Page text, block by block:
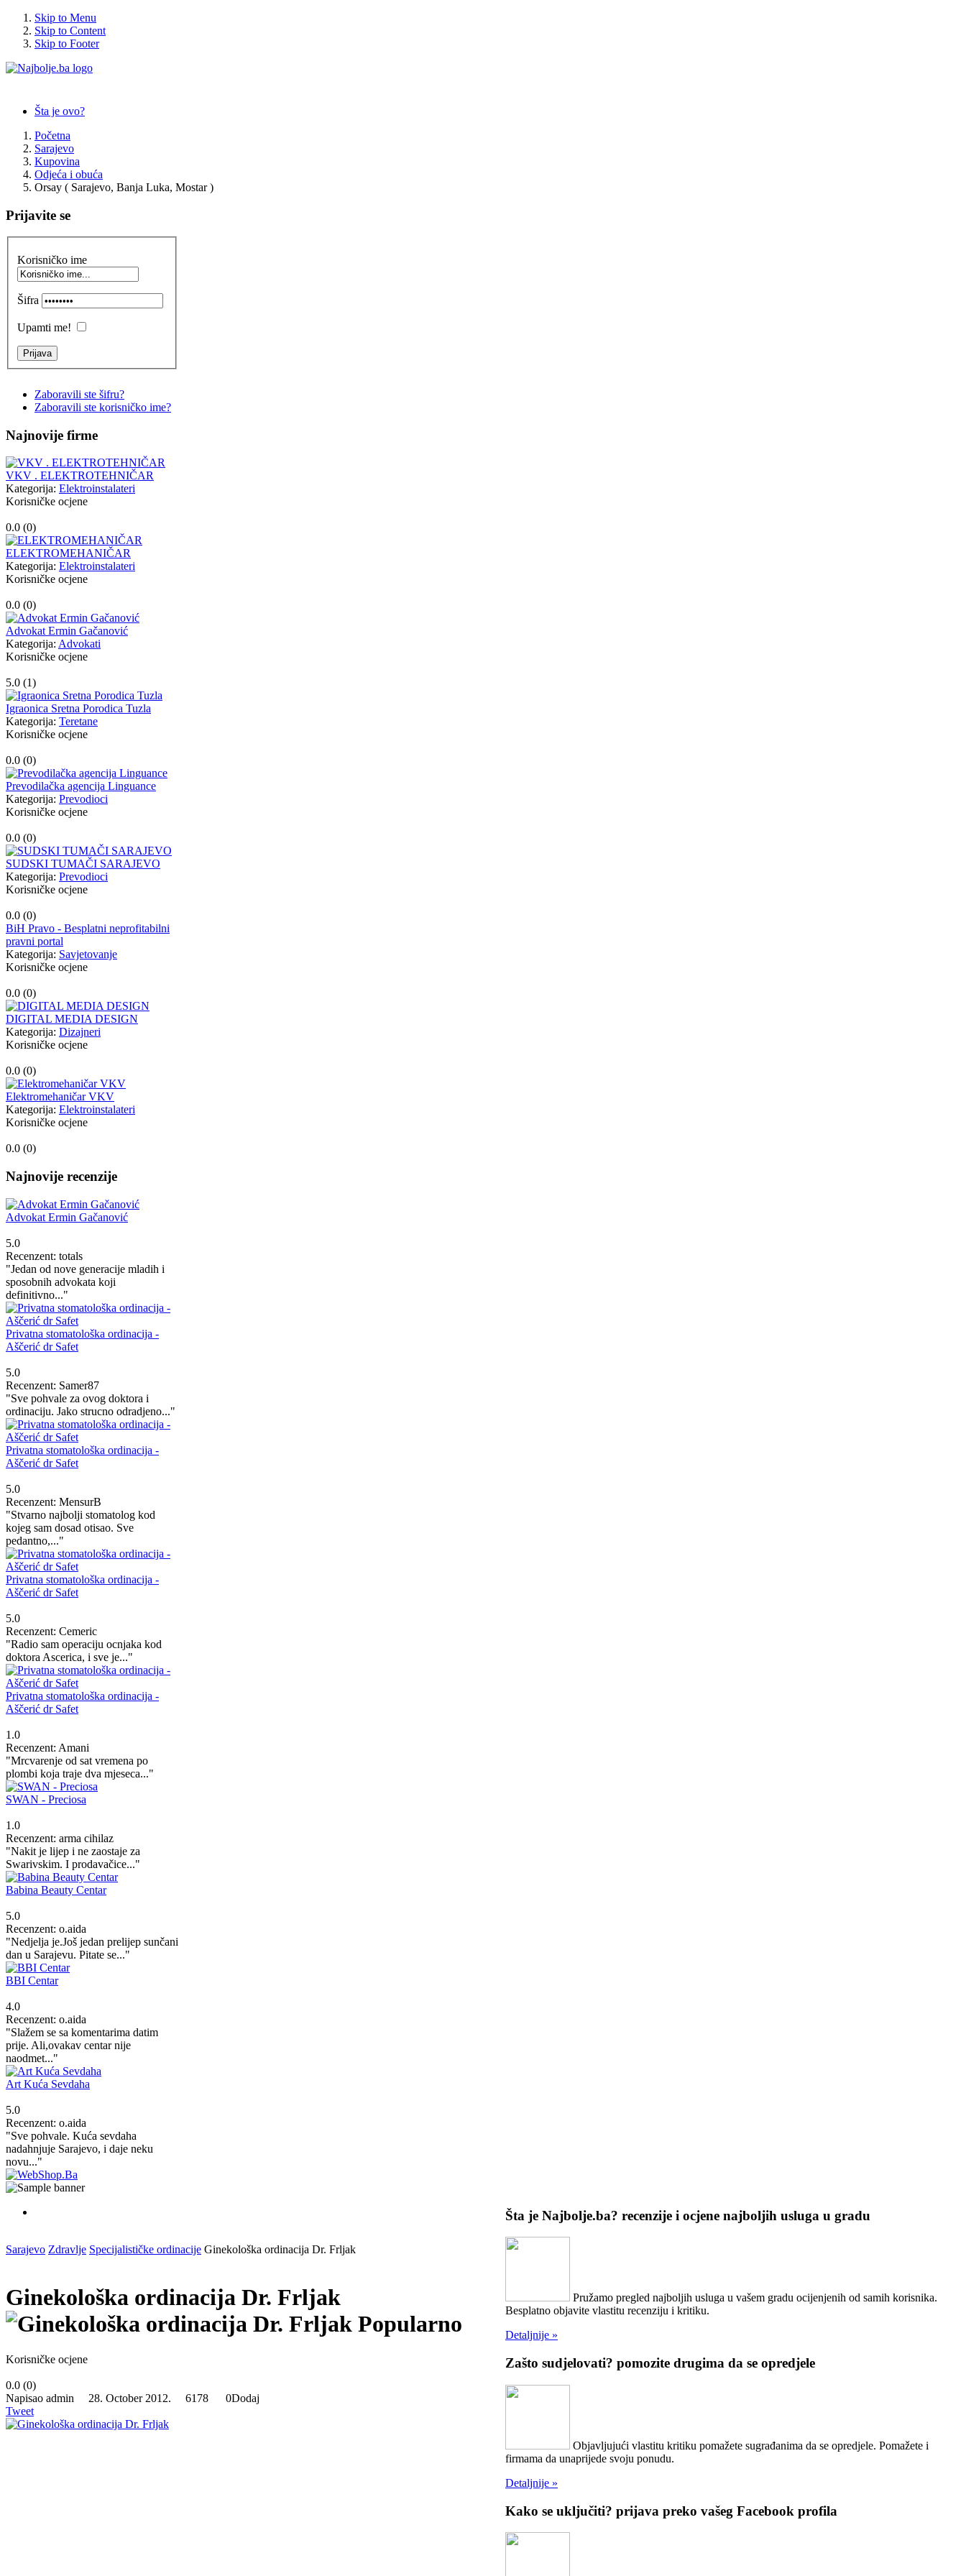
Skip to Menu
Skip to Content
Skip to Footer
Šta je ovo?
Početna
Sarajevo
Kupovina
Odjeća i obuća
Orsay ( Sarajevo, Banja Luka, Mostar )
Prijavite se
Korisničko ime
Šifra
Upamti me!
Zaboravili ste šifru?
Zaboravili ste korisničko ime?
Najnovije firme
VKV . ELEKTROTEHNIČAR
Kategorija: Elektroinstalateri
Korisničke ocjene
0.0 (0)
ELEKTROMEHANIČAR
Kategorija: Elektroinstalateri
Korisničke ocjene
0.0 (0)
Advokat Ermin Gačanović
Kategorija: Advokati
Korisničke ocjene
5.0 (1)
Igraonica Sretna Porodica Tuzla
Kategorija: Teretane
Korisničke ocjene
0.0 (0)
Prevodilačka agencija Linguance
Kategorija: Prevodioci
Korisničke ocjene
0.0 (0)
SUDSKI TUMAČI SARAJEVO
Kategorija: Prevodioci
Korisničke ocjene
0.0 (0)
BiH Pravo - Besplatni neprofitabilni
pravni portal
Kategorija: Savjetovanje
Korisničke ocjene
0.0 (0)
DIGITAL MEDIA DESIGN
Kategorija: Dizajneri
Korisničke ocjene
0.0 (0)
Elektromehaničar VKV
Kategorija: Elektroinstalateri
Korisničke ocjene
0.0 (0)
Najnovije recenzije
Advokat Ermin Gačanović
5.0
Recenzent: totals
"Jedan od nove generacije mladih i
sposobnih advokata koji
definitivno..."
Privatna stomatološka ordinacija -
Aščerić dr Safet
5.0
Recenzent: Samer87
"Sve pohvale za ovog doktora i
ordinaciju. Jako strucno odradjeno..."
Privatna stomatološka ordinacija -
Aščerić dr Safet
5.0
Recenzent: MensurB
"Stvarno najbolji stomatolog kod
kojeg sam dosad otisao. Sve
pedantno,..."
Privatna stomatološka ordinacija -
Aščerić dr Safet
5.0
Recenzent: Cemeric
"Radio sam operaciju ocnjaka kod
doktora Ascerica, i sve je..."
Privatna stomatološka ordinacija -
Aščerić dr Safet
1.0
Recenzent: Amani
"Mrcvarenje od sat vremena po
plombi koja traje dva mjeseca..."
SWAN - Preciosa
1.0
Recenzent: arma cihilaz
"Nakit je lijep i ne zaostaje za
Swarivskim. I prodavačice..."
Babina Beauty Centar
5.0
Recenzent: o.aida
"Nedjelja je.Još jedan prelijep sunčani
dan u Sarajevu. Pitate se..."
BBI Centar
4.0
Recenzent: o.aida
"Slažem se sa komentarima datim
prije. Ali,ovakav centar nije
naodmet..."
Art Kuća Sevdaha
5.0
Recenzent: o.aida
"Sve pohvale. Kuća sevdaha
nadahnjuje Sarajevo, i daje neku
novu..."
Sarajevo Zdravlje Specijalističke ordinacije Ginekološka ordinacija Dr. Frljak
Ginekološka ordinacija Dr. Frljak
Popularno
Korisničke ocjene
0.0 (0)
Napisao admin 28. October 2012. 6178 0Dodaj
Tweet
Šta je Najbolje.ba? recenzije i ocjene najboljih usluga u gradu
Pružamo pregled najboljih usluga u vašem gradu ocijenjenih od samih korisnika.
Besplatno objavite vlastitu recenziju i kritiku.
Detaljnije »
Zašto sudjelovati? pomozite drugima da se opredjele
Objavljujući vlastitu kritiku pomažete sugrađanima da se opredjele. Pomažete i
firmama da unaprijede svoju ponudu.
Detaljnije »
Kako se uključiti? prijava preko vašeg Facebook profila